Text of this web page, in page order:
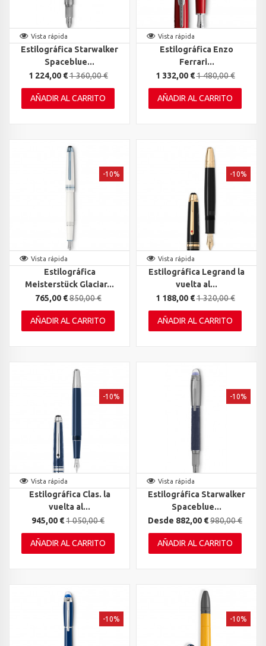
Vista rápida
Estilográfica Starwalker
Spaceblue...
1 224,00 €1 360,00 €
AÑADIR AL CARRITO
Vista rápida
Estilográfica Enzo
Ferrari...
1 332,00 €1 480,00 €
AÑADIR AL CARRITO
Vista rápida
Estilográfica
Meisterstück Glaciar...
765,00 €850,00 €
-10%
AÑADIR AL CARRITO
Vista rápida
Estilográfica Legrand la
vuelta al...
1 188,00 €1 320,00 €
-10%
AÑADIR AL CARRITO
Vista rápida
Estilográfica Clas. la
vuelta al...
945,00 €1 050,00 €
-10%
AÑADIR AL CARRITO
Vista rápida
Estilográfica Starwalker
Spaceblue...
Desde 882,00 €980,00 €
-10%
AÑADIR AL CARRITO
-10% -10%